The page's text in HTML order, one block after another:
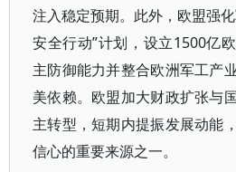
注入稳定预期。此外，欧盟强
安全行动”计划，设立1500亿
主防御能力并整合欧洲军工产
美依赖。欧盟加大财政扩张与
主转型，短期内提振发展动能
信心的重要来源之一。